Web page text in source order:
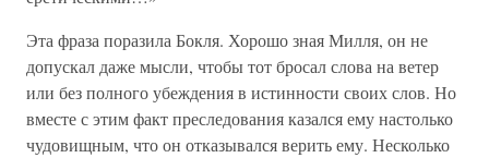
Эта фраза поразила Бокля. Хорошо зная Милля, он не
допускал даже мысли, чтобы тот бросал слова на ветер
или без полного убеждения в истинности своих слов. Но
вместе с этим факт преследования казался ему настолько
чудовищным, что он отказывался верить ему. Несколько